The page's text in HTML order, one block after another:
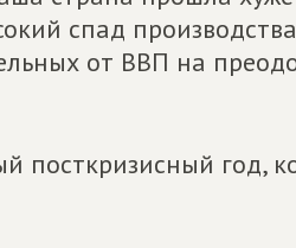
спад
от ВВП на
посткризисный год,